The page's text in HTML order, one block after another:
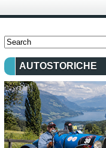
AUTOSTORICHE